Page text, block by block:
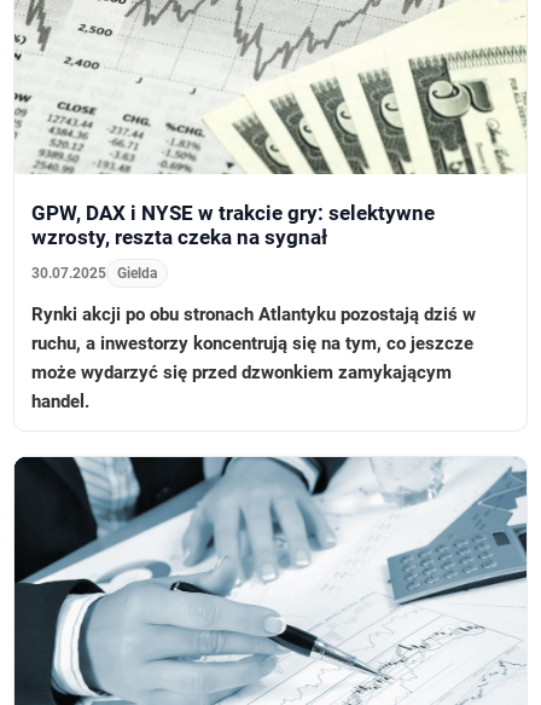
GPW, DAX i NYSE w trakcie gry: selektywne
wzrosty, reszta czeka na sygnał
30.07.2025 Gielda
Rynki akcji po obu stronach Atlantyku pozostają dziś w
ruchu, a inwestorzy koncentrują się na tym, co jeszcze
może wydarzyć się przed dzwonkiem zamykającym
handel.